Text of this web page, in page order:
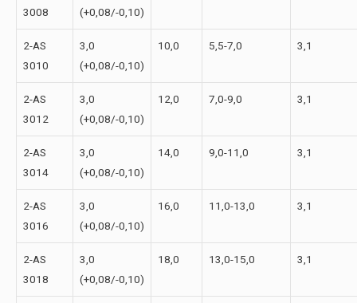
3008
(+0,08/-0,10)
2-АS
3010
3,0
(+0,08/-0,10)
10,0 5,5-7,0 3,1
2-АS
3012
3,0
(+0,08/-0,10)
12,0 7,0-9,0 3,1
2-АS
3014
3,0
(+0,08/-0,10)
14,0 9,0-11,0 3,1
2-АS
3016
3,0
(+0,08/-0,10)
16,0 11,0-13,0 3,1
2-АS
3018
3,0
(+0,08/-0,10)
18,0 13,0-15,0 3,1